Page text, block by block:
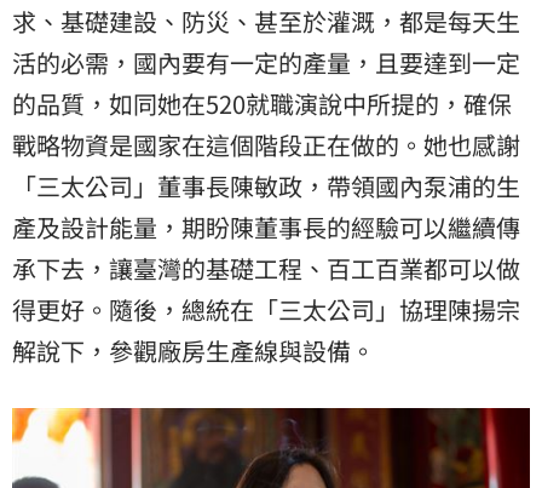
求、基礎建設、防災、甚至於灌溉，都是每天生
活的必需，國內要有一定的產量，且要達到一定
的品質，如同她在520就職演說中所提的，確保
戰略物資是國家在這個階段正在做的。她也感謝
「三太公司」董事長陳敏政，帶領國內泵浦的生
產及設計能量，期盼陳董事長的經驗可以繼續傳
承下去，讓臺灣的基礎工程、百工百業都可以做
得更好。隨後，總統在「三太公司」協理陳揚宗
解說下，參觀廠房生產線與設備。